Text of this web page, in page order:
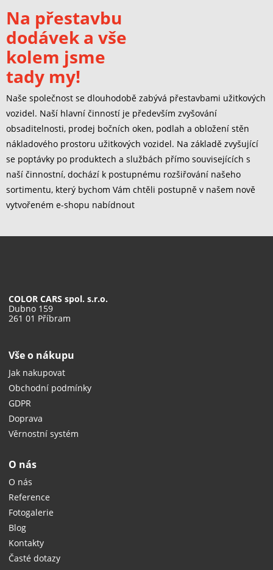
Na přestavbu
dodávek a vše
kolem jsme
tady my!
Naše společnost se dlouhodobě zabývá přestavbami užitkových
vozidel. Naší hlavní činností je především zvyšování
obsaditelnosti, prodej bočních oken, podlah a obložení stěn
nákladového prostoru užitkových vozidel. Na základě zvyšující
se poptávky po produktech a službách přímo souvisejících s
naší činnostní, dochází k postupnému rozšiřování našeho
sortimentu, který bychom Vám chtěli postupně v našem nově
vytvořeném e-shopu nabídnout
COLOR CARS spol. s.r.o.
Dubno 159
261 01 Příbram
Vše o nákupu
Jak nakupovat
Obchodní podmínky
GDPR
Doprava
Věrnostní systém
O nás
O nás
Reference
Fotogalerie
Blog
Kontakty
Časté dotazy